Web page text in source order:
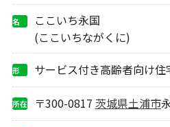
名
ここいち永国
(ここいちながくに)
形
サービス付き高齢者向け住
所在
〒300-0817 茨城県土浦市